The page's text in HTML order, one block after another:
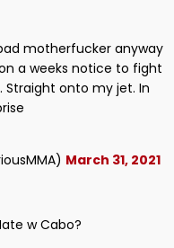
motherfucker anyway
a weeks notice to fight
onto my jet. In
March 31, 2021
w Cabo?